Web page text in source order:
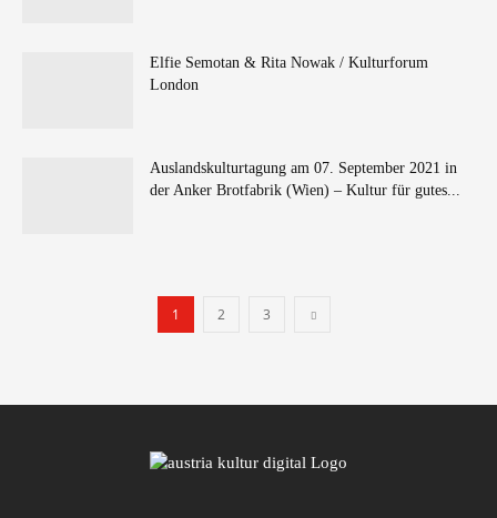
Elfie Semotan & Rita Nowak / Kulturforum
London
Auslandskulturtagung am 07. September 2021 in
der Anker Brotfabrik (Wien) – Kultur für gutes...
1 2 3